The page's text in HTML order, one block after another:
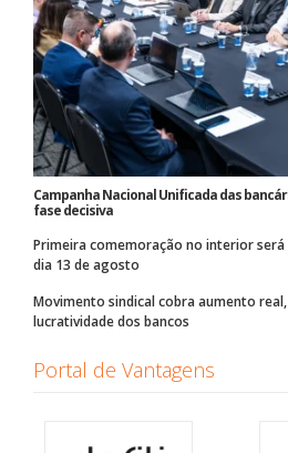
Campanha Nacional Unificada das
fase decisiva
Primeira comemoração no interior será
dia 13 de agosto
Movimento sindical cobra aumento
lucratividade dos bancos
Portal de Vantagens